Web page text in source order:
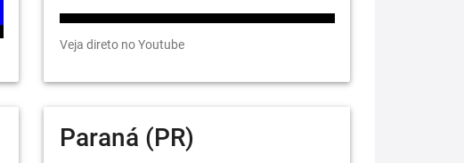
Veja direto no Youtube
Paraná (PR)